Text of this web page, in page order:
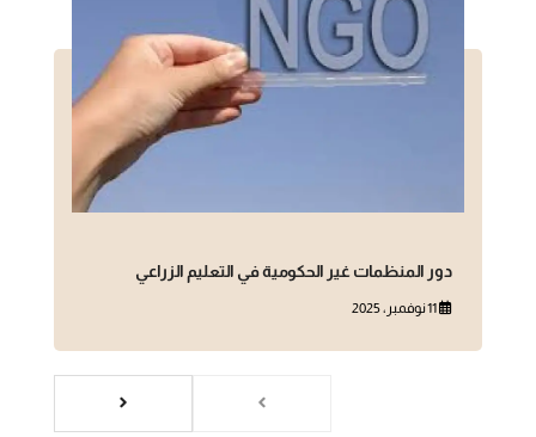
دور المنظمات غير الحكومية في التعليم الزراعي